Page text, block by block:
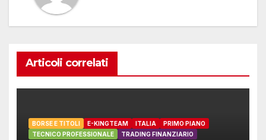
Articoli correlati
BORSE E TITOLI E-KINGTEAM ITALIA
PRIMO PIANO
TECNICO PROFESSIONALE
TRADING FINANZIARIO